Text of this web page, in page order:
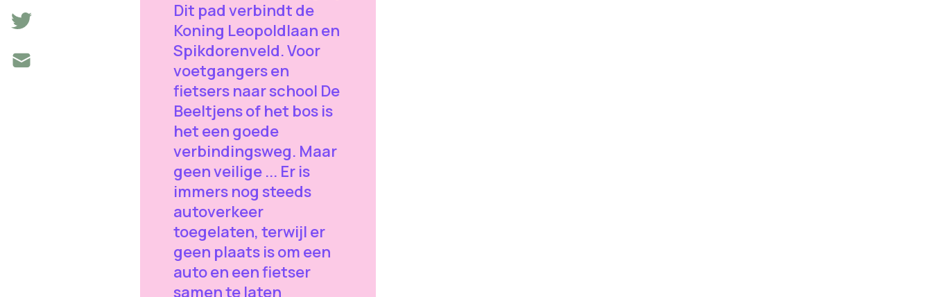
Dit pad verbindt de
Koning Leopoldlaan en
Spikdorenveld. Voor
voetgangers en
fietsers naar school De
Beeltjens of het bos is
het een goede
verbindingsweg. Maar
geen veilige ... Er is
immers nog steeds
autoverkeer
toegelaten, terwijl er
geen plaats is om een
auto en een fietser
samen te laten